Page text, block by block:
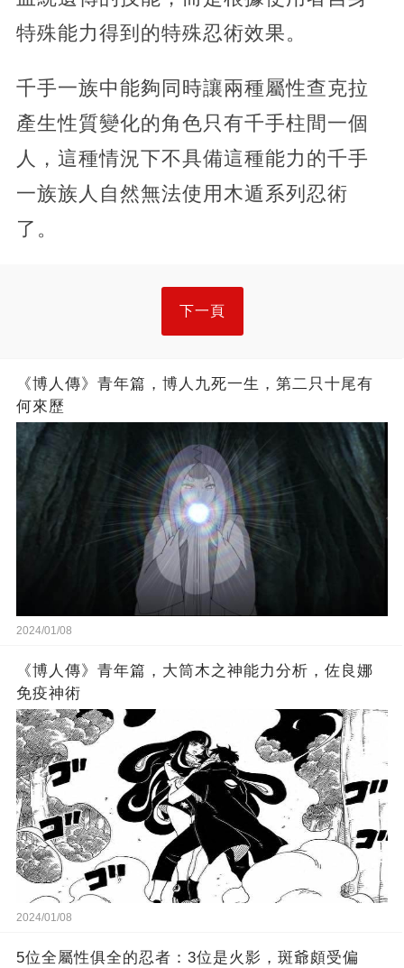
特殊能力得到的特殊忍術效果。
千手一族中能夠同時讓兩種屬性查克拉
產生性質變化的角色只有千手柱間一個
人，這種情況下不具備這種能力的千手
一族族人自然無法使用木遁系列忍術
了。
下一頁
《博人傳》青年篇，博人九死一生，第二只十尾有
何來歷
2024/01/08
《博人傳》青年篇，大筒木之神能力分析，佐良娜
免疫神術
2024/01/08
5位全屬性俱全的忍者：3位是火影，斑爺頗受偏